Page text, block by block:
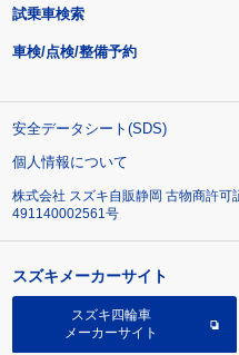
試乗車検索
車検/点検/整備予約
安全データシート(SDS)
個人情報について
株式会社 スズキ自販静岡 古物商許可
491140002561号
スズキメーカーサイト
スズキ四輪車
メーカーサイト